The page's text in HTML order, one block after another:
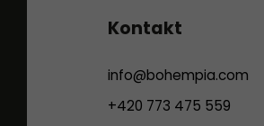
Kontakt
info@bohempia.com
+420 773 475 559